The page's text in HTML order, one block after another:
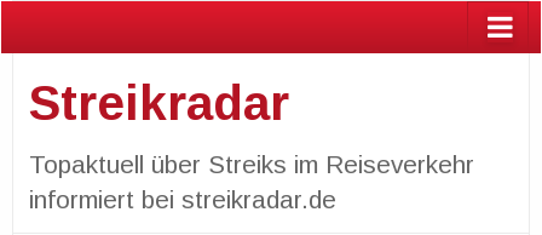
Streikradar
Topaktuell über Streiks im Reiseverkehr
informiert bei streikradar.de